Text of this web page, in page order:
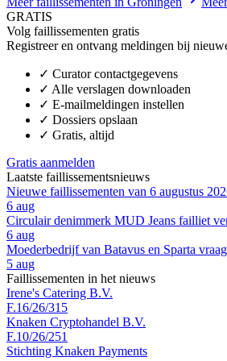
GRATIS
Volg faillissementen gratis
Registreer en ontvang meldingen bij
✓ Curator contactgegevens
✓ Alle verslagen downloaden
✓ E-mailmeldingen instellen
✓ Dossiers opslaan
✓ Gratis, altijd
Gratis aanmelden
Laatste faillissementsnieuws
Nieuwe faillissementen van 6 augustus
6 aug
Circulair denimmerk MUD Jeans failliet
6 aug
Moederbedrijf van Batavus en Sparta
5 aug
Faillissementen in het nieuws
Irene's Catering B.V.
F.16/26/315
Knaken Cryptohandel B.V.
F.10/26/251
Stichting Knaken Payments